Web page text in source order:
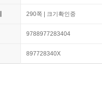
290쪽 | 크기확인중
9788977283404
897728340X